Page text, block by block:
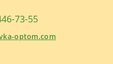
73-55
optom.com